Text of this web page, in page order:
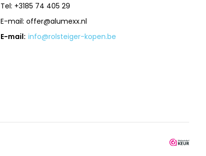
Tel: +3185 74 405 29
E-mail:offer@alumexx.nl
E-mail: info@rolsteiger-kopen.be